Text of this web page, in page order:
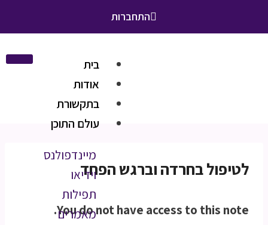
התחברות
בית
אודות
בתקשורת
עולם התוכן
מיינדפולנס
וידיאו
תפילות
מאמרים
לטיפול בחרדה וברגש הפחד
You do not have access to this note.